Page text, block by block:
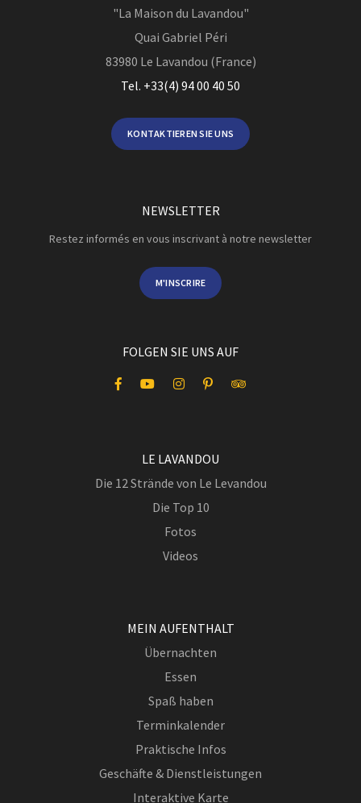
"La Maison du Lavandou"
Quai Gabriel Péri
83980 Le Lavandou (France)
Tel. +33(4) 94 00 40 50
KONTAKTIEREN SIE UNS
NEWSLETTER
Restez informés en vous inscrivant à notre newsletter
M'INSCRIRE
FOLGEN SIE UNS AUF
LE LAVANDOU
Die 12 Strände von Le Levandou
Die Top 10
Fotos
Videos
MEIN AUFENTHALT
Übernachten
Essen
Spaß haben
Terminkalender
Praktische Infos
Geschäfte & Dienstleistungen
Interaktive Karte